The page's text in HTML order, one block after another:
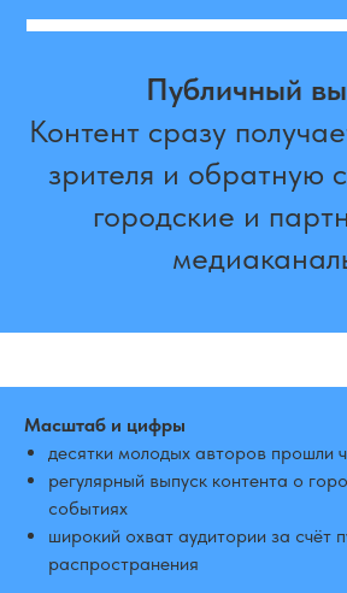
Публичный
Контент сразу
зрителя и обратную
городские и
Масштаб и цифры
десятки молодых авторов прошли
регулярный выпуск контента о
событиях
широкий охват аудитории за счёт
распространения